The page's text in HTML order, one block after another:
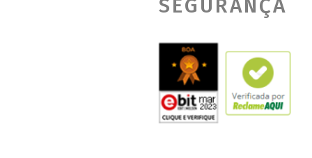
SEGURANÇA